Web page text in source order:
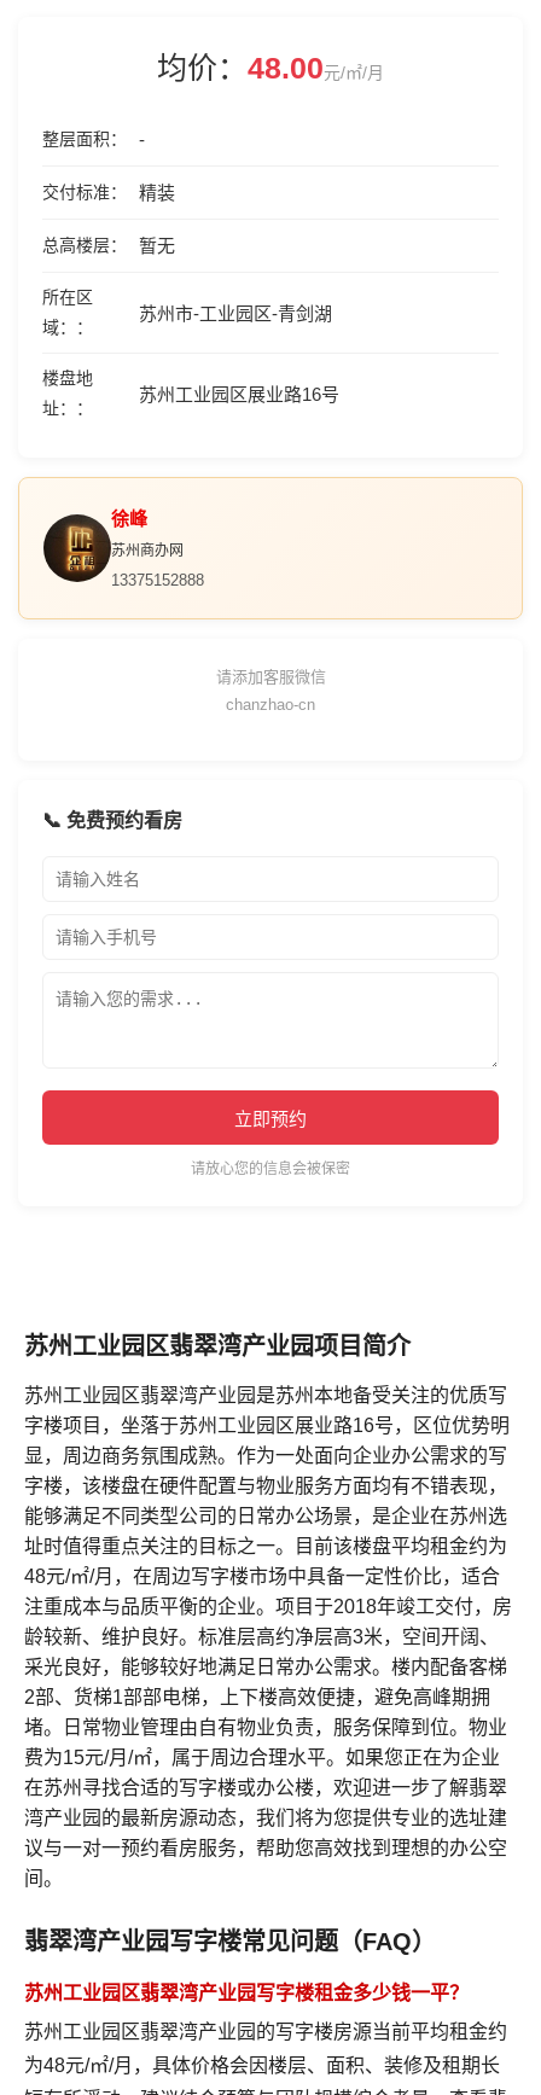
均价： 48.00元/㎡/月
整层面积 -
交付标准 精装
总高楼层 暂无
所在区
域：
苏州市-工业园区-青剑湖
楼盘地
址：
苏州工业园区展业路16号
徐峰
苏州商办网
13375152888
请添加客服微信
chanzhao-cn
📞 免费预约看房
立即预约
请放心您的信息会被保密
苏州工业园区翡翠湾产业园项目简介
苏州工业园区翡翠湾产业园是苏州本地备受关注的优质写
字楼项目，坐落于苏州工业园区展业路16号，区位优势明
显，周边商务氛围成熟。作为一处面向企业办公需求的写
字楼，该楼盘在硬件配置与物业服务方面均有不错表现，
能够满足不同类型公司的日常办公场景，是企业在苏州选
址时值得重点关注的目标之一。目前该楼盘平均租金约为
48元/㎡/月，在周边写字楼市场中具备一定性价比，适合
注重成本与品质平衡的企业。项目于2018年竣工交付，房
龄较新、维护良好。标准层高约净层高3米，空间开阔、
采光良好，能够较好地满足日常办公需求。楼内配备客梯
2部、货梯1部部电梯，上下楼高效便捷，避免高峰期拥
堵。日常物业管理由自有物业负责，服务保障到位。物业
费为15元/月/㎡，属于周边合理水平。如果您正在为企业
在苏州寻找合适的写字楼或办公楼，欢迎进一步了解翡翠
湾产业园的最新房源动态，我们将为您提供专业的选址建
议与一对一预约看房服务，帮助您高效找到理想的办公空
间。
翡翠湾产业园写字楼常见问题（FAQ）
苏州工业园区翡翠湾产业园写字楼租金多少钱一平？
苏州工业园区翡翠湾产业园的写字楼房源当前平均租金约
为48元/㎡/月，具体价格会因楼层、面积、装修及租期长